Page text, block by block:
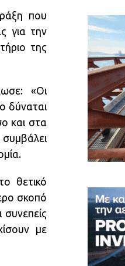
που
για την
της
«Οι
δύναται
και στα
θετικό
σκοπό
με